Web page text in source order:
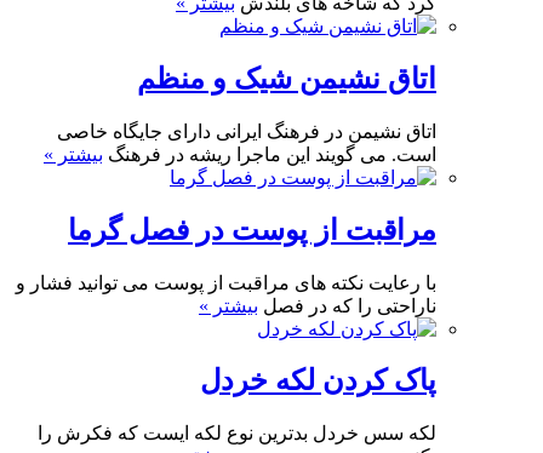
اتاق نشیمن شیک و منظم
اتاق نشیمن در فرهنگ ایرانی دارای جایگاه خاصی
است. می گویند این ماجرا ریشه در فرهنگ بیشتر »
مراقبت از پوست در فصل گرما
با رعایت نکته های مراقبت از پوست می توانید فشار و
ناراحتی را که در فصل بیشتر »
پاک کردن لکه خردل
لکه سس خردل بدترین نوع لکه ایست که فکرش را